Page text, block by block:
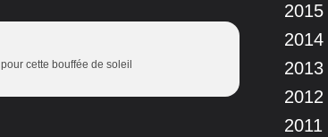
cette bouffée de soleil
2015
2014
2013
2012
2011